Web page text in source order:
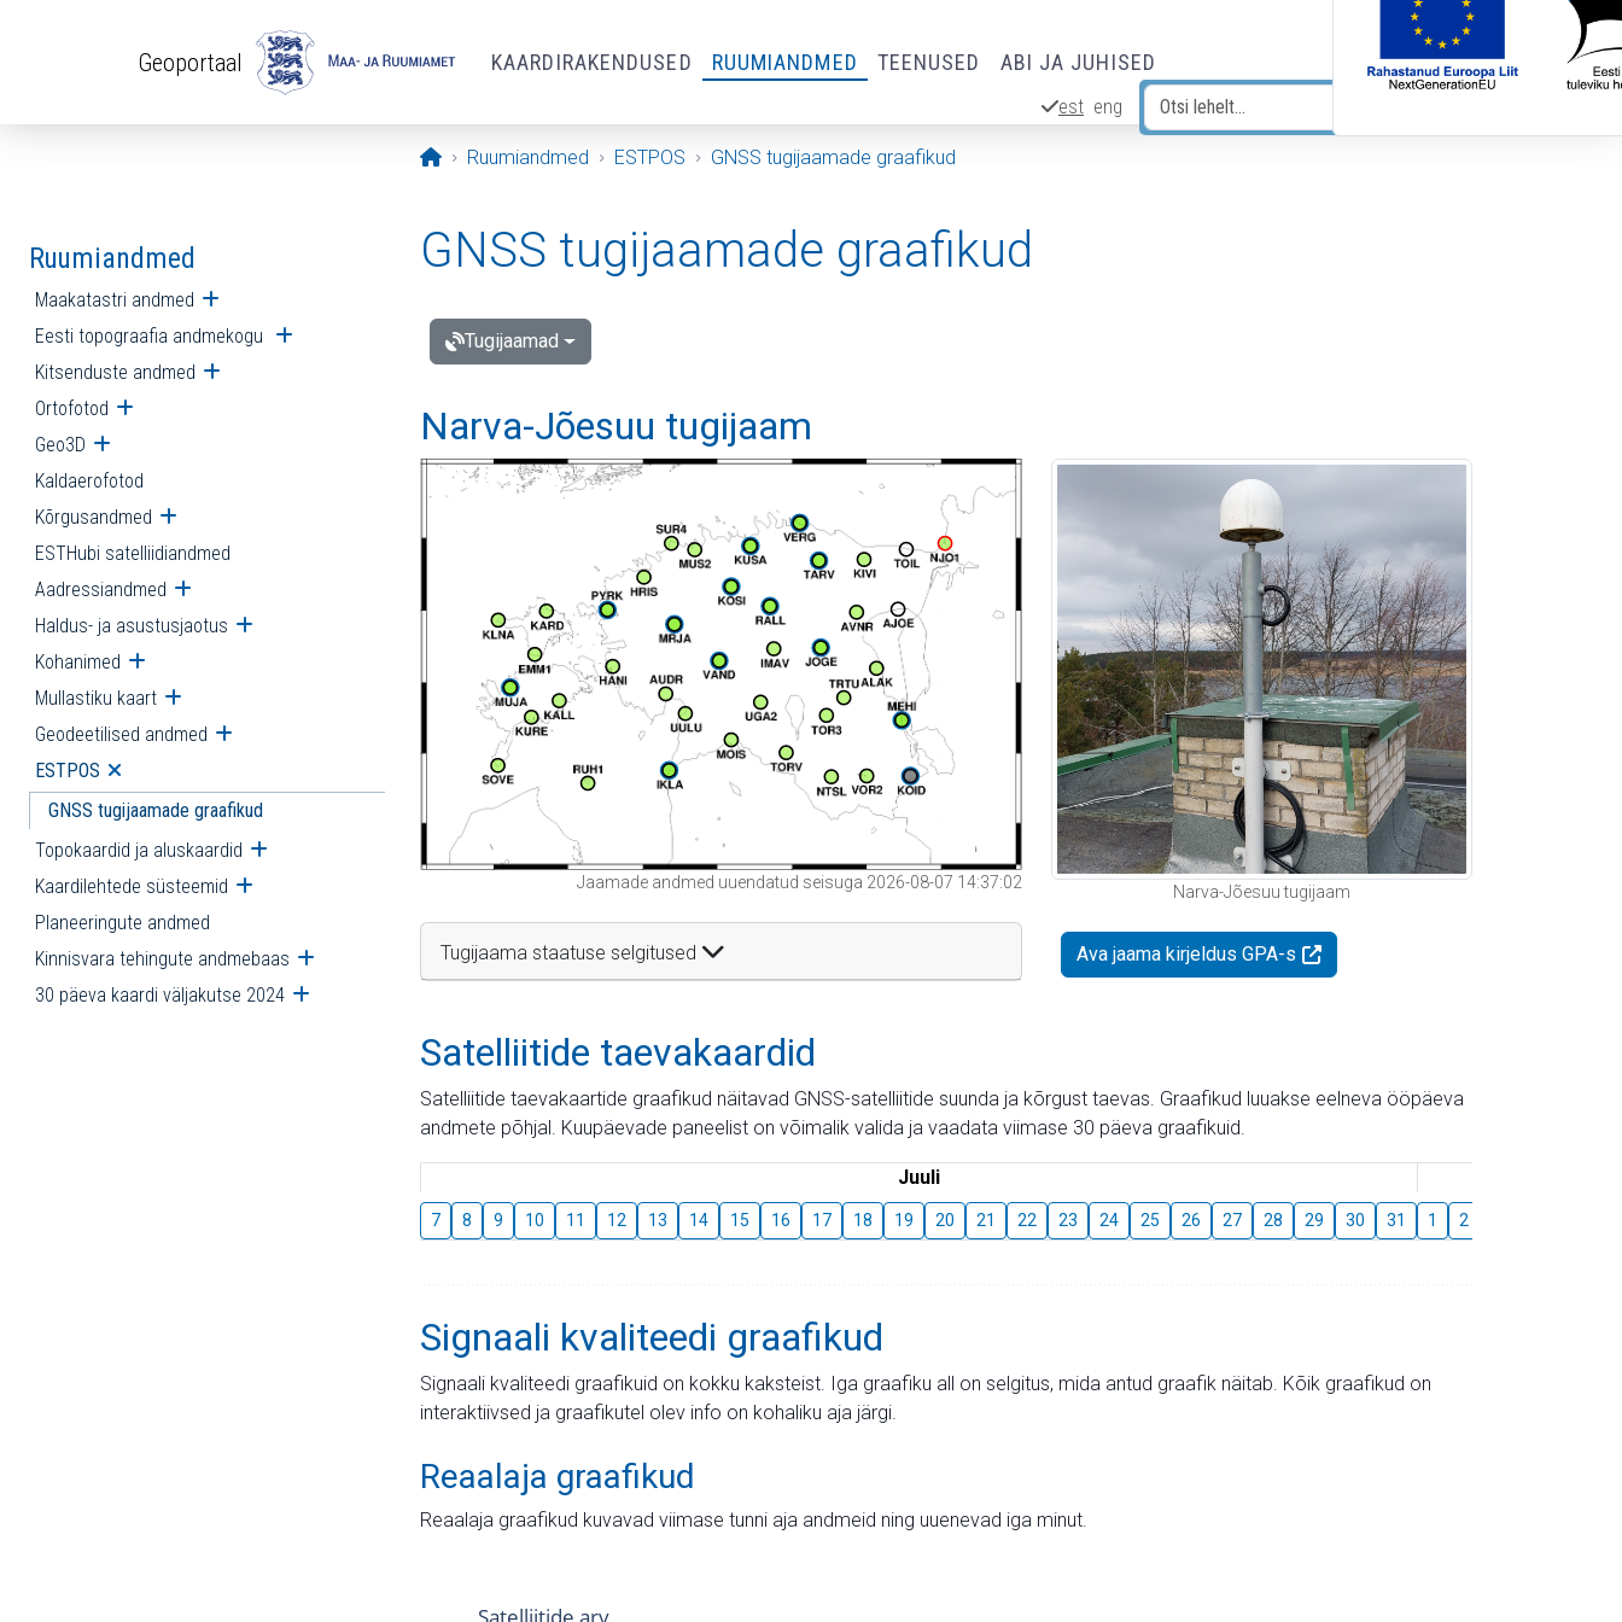
Geoportaal KAARDIRAKENDUSED RUUMIANDMED TEENUSED ABI JA JUHISED
est eng
Avaleht
Ruumiandmed ESTPOS GNSS tugijaamade graafikud
Ruumiandmed
Maakatastri andmed Ava alammenüü
Eesti topograafia andmekogu Ava alammenüü
Kitsenduste andmed Ava alammenüü
Ortofotod Ava alammenüü
Geo3D Ava alammenüü
Kaldaerofotod
Kõrgusandmed Ava alammenüü
ESTHubi satelliidiandmed
Aadressiandmed Ava alammenüü
Haldus- ja asustusjaotus Ava alammenüü
Kohanimed Ava alammenüü
Mullastiku kaart Ava alammenüü
Geodeetilised andmed Ava alammenüü
ESTPOS Ava alammenüü
GNSS tugijaamade graafikud
Topokaardid ja aluskaardid Ava alammenüü
Kaardilehtede süsteemid Ava alammenüü
Planeeringute andmed
Kinnisvara tehingute andmebaas Ava alammenüü
30 päeva kaardi väljakutse 2024 Ava alammenüü
GNSS tugijaamade graafikud
Tugijaamad
Narva-Jõesuu tugijaam
Jaamade andmed uuendatud seisuga 2026-08-07 14:37:02
Tugijaama staatuse selgitused
Narva-Jõesuu tugijaam
Ava jaama kirjeldus GPA-s
Satelliitide taevakaardid
Satelliitide taevakaartide graafikud näitavad GNSS-satelliitide suunda ja kõrgust taevas. Graafikud luuakse eelneva ööpäeva
andmete põhjal. Kuupäevade paneelist on võimalik valida ja vaadata viimase 30 päeva graafikuid.
Juuli
7 8 9 10 11 12 13 14 15 16 17 18 19 20 21 22 23 24 25 26 27 28 29 30 31 1 2
Signaali kvaliteedi graafikud
Signaali kvaliteedi graafikuid on kokku kaksteist. Iga graafiku all on selgitus, mida antud graafik näitab. Kõik graafikud on
interaktiivsed ja graafikutel olev info on kohaliku aja järgi.
Reaalaja graafikud
Reaalaja graafikud kuvavad viimase tunni aja andmeid ning uuenevad iga minut.